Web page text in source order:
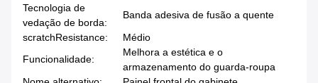
Tecnologia de
vedação de borda:
Banda adesiva de fusão a quente
scratchResistance:
Médio
Funcionalidade:
Melhora a estética e o
armazenamento do guarda-roupa